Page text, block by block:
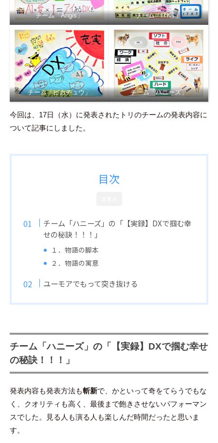
チーム「Angls」 チーム「ITKT」
チーム「ピカチュウ」 チーム「ハニーズ」
今回は、17日（水）に発表されたトリのチームの発表内容に
ついて記事にしました。
目次
チーム「ハニーズ」の「【実録】DXで掴む幸
せの秘訣！！！」
１．物語の脚本
２．物語の寓意
ユーモアでもって突き抜ける
チーム「ハニーズ」の「【実録】DXで掴む幸せ
の秘訣！！！」
発表内容も発表方法も斬新で、かといって奇をてらうでもな
く、クオリティも高く、最後まで飽きさせないパフォーマン
スでした。見る人も演る人も楽しんだ時間だったと思いま
す。